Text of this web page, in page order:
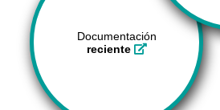
Documentación
reciente